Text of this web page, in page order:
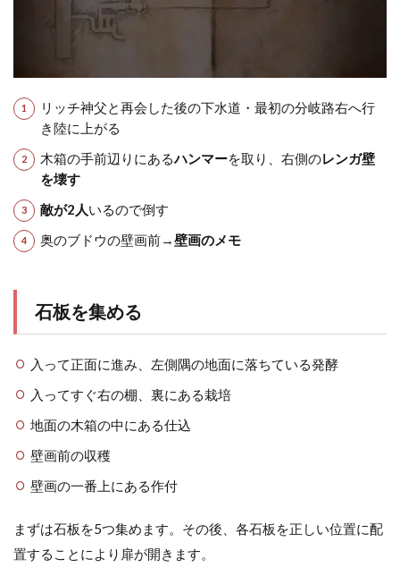
リッチ神父と再会した後の下水道・最初の分岐路右へ行
き陸に上がる
木箱の手前辺りにあるハンマーを取り、右側のレンガ壁
を壊す
敵が2人いるので倒す
奥のブドウの壁画前→壁画のメモ
石板を集める
入って正面に進み、左側隅の地面に落ちている発酵
入ってすぐ右の棚、裏にある栽培
地面の木箱の中にある仕込
壁画前の収穫
壁画の一番上にある作付
まずは石板を5つ集めます。その後、各石板を正しい位置に配
置することにより扉が開きます。